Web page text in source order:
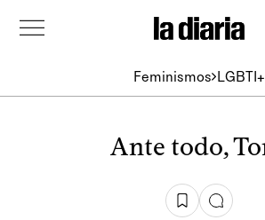
Feminismos LGBTI+
Ante todo,